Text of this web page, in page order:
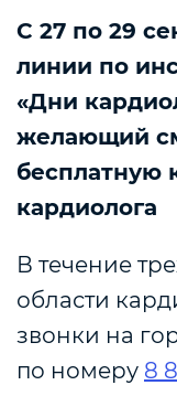
С 27 по 29
линии по
«Дни
желающий
бесплатную
кардиолога
В течение
области
звонки на
по номеру 8